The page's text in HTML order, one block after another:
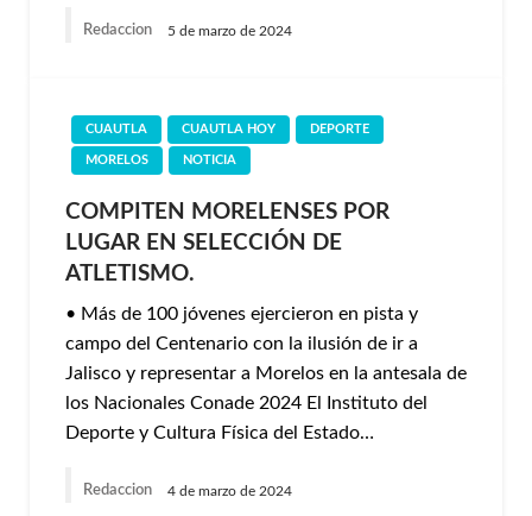
Redaccion 5 de marzo de 2024
CUAUTLA CUAUTLA HOY DEPORTE
MORELOS NOTICIA
COMPITEN MORELENSES POR
LUGAR EN SELECCIÓN DE
ATLETISMO.
• Más de 100 jóvenes ejercieron en pista y
campo del Centenario con la ilusión de ir a
Jalisco y representar a Morelos en la antesala de
los Nacionales Conade 2024 El Instituto del
Deporte y Cultura Física del Estado…
Redaccion 4 de marzo de 2024